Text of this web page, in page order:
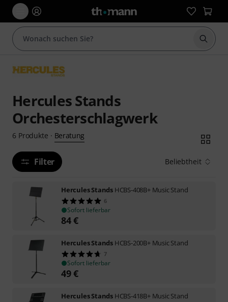
Suche
Hercules Stands
Orchesterschlagwerk
6 Produkte · Beratung
Filter Beliebtheit
Hercules Stands HCBS-408B+ Music Stand
6
Sofort lieferbar
84€
Hercules Stands HCBS-200B+ Music Stand
7
Sofort lieferbar
49€
Hercules Stands HCBS-418B+ Music Stand